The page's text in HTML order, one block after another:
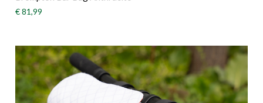
€ 81,99